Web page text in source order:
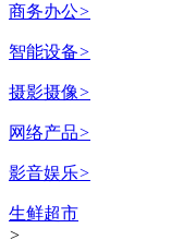
商务办公>
智能设备>
摄影摄像>
网络产品>
影音娱乐>
生鲜超市
>